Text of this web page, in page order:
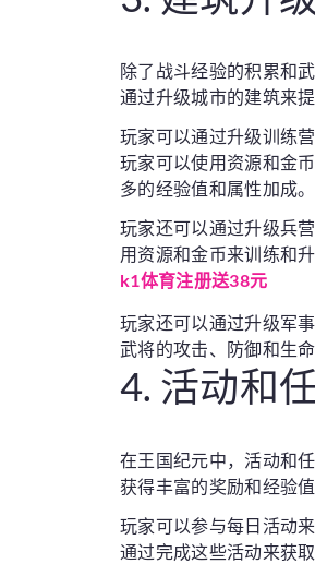
除了战斗经验的积累和
通过升级城市的建筑来
玩家可以通过升级训练
玩家可以使用资源和金
多的经验值和属性加成。
玩家还可以通过升级兵
用资源和金币来训练和
k1体育注册送38元
玩家还可以通过升级军
武将的攻击、防御和生
4. 活动和
在王国纪元中，活动和
获得丰富的奖励和经验
玩家可以参与每日活动
通过完成这些活动来获